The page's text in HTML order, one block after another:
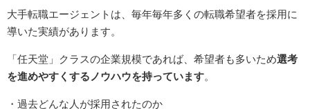
大手転職エージェントは、毎年毎年多くの転職希望者を採用に
導いた実績があります。
「任天堂」クラスの企業規模であれば、希望者も多いため選考
を進めやすくするノウハウを持っています。
・過去どんな人が採用されたのか